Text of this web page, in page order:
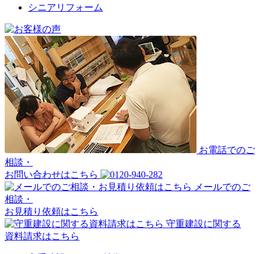
シニアリフォーム
お電話でのご
相談・
お問い合わせはこちら
メールでのご
相談・
お見積り依頼はこちら
守重建設に関する
資料請求はこちら